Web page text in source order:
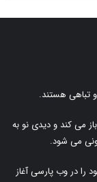
و تباهی هستند.
می کند و دیدی نو به
می شود.
را در وب پارسی آغاز